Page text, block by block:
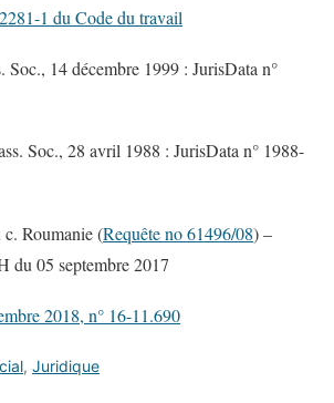
1 du Code du travail
Soc., 14 décembre 1999 : JurisData n°
Soc., 28 avril 1988 : JurisData n° 1988-
Roumanie (Requête no 61496/08) –
du 05 septembre 2017
2018, n° 16-11.690
, Juridique